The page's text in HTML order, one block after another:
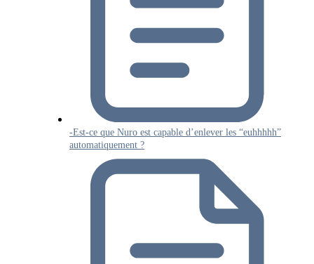
-Est-ce que Nuro est capable d’enlever les “euhhhhh”
automatiquement ?